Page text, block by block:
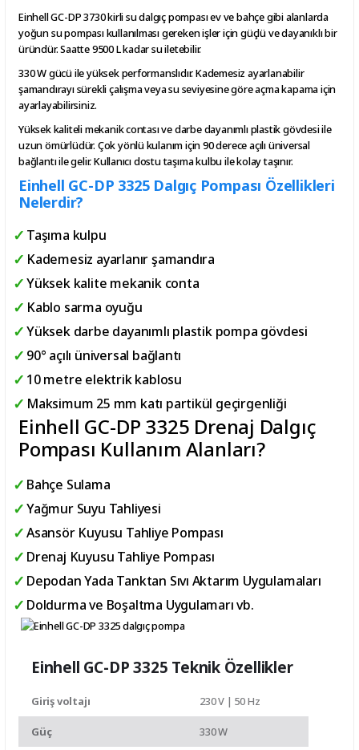
Einhell GC-DP 3730 kirli su dalgıç pompası ev ve bahçe gibi alanlarda
yoğun su pompası kullanılması gereken işler için güçlü ve dayanıklı bir
üründür. Saatte 9500 L kadar su iletebilir.
330 W gücü ile yüksek performanslıdır. Kademesiz ayarlanabilir
şamandırayı sürekli çalışma veya su seviyesine göre açma kapama için
ayarlayabilirsiniz.
Yüksek kaliteli mekanik contası ve darbe dayanımlı plastik gövdesi ile
uzun ömürlüdür. Çok yönlü kulanım için 90 derece açılı üniversal
bağlantı ile gelir. Kullanıcı dostu taşıma kulbu ile kolay taşınır.
Einhell GC-DP 3325 Dalgıç Pompası Özellikleri
Nelerdir?
Taşıma kulpu
Kademesiz ayarlanır şamandıra
Yüksek kalite mekanik conta
Kablo sarma oyuğu
Yüksek darbe dayanımlı plastik pompa gövdesi
90° açılı üniversal bağlantı
10 metre elektrik kablosu
Maksimum 25 mm katı partikül geçirgenliği
Einhell GC-DP 3325 Drenaj Dalgıç
Pompası Kullanım Alanları?
Bahçe Sulama
Yağmur Suyu Tahliyesi
Asansör Kuyusu Tahliye Pompası
Drenaj Kuyusu Tahliye Pompası
Depodan Yada Tanktan Sıvı Aktarım Uygulamaları
Doldurma ve Boşaltma Uygulamarı vb.
Einhell GC-DP 3325 Teknik Özellikler
Giriş voltajı 230 V | 50 Hz
Güç 330 W